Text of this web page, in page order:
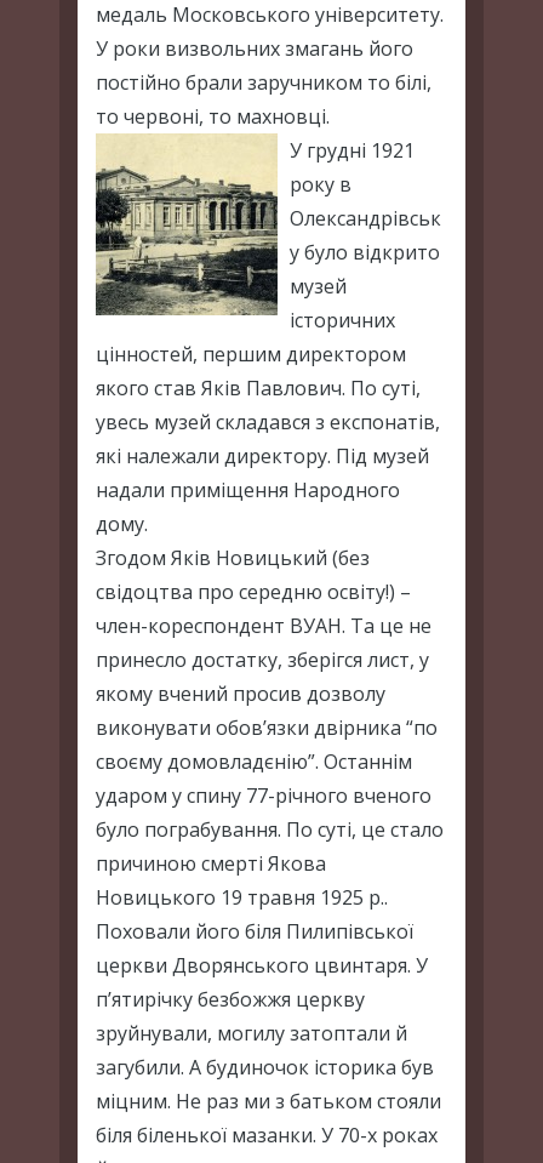
медаль Московського університету.
У роки визвольних змагань його
постійно брали заручником то білі,
то червоні, то махновці.
У грудні 1921
року в
Олександрівськ
у було відкрито
музей
історичних
цінностей, першим директором
якого став Яків Павлович. По суті,
увесь музей складався з експонатів,
які належали директору. Під музей
надали приміщення Народного
дому.
Згодом Яків Новицький (без
свідоцтва про середню освіту!) –
член-кореспондент ВУАН. Та це не
принесло достатку, зберігся лист, у
якому вчений просив дозволу
виконувати обов’язки двірника “по
своєму домовладєнію”. Останнім
ударом у спину 77-річного вченого
було пограбування. По суті, це стало
причиною смерті Якова
Новицького 19 травня 1925 р..
Поховали його біля Пилипівської
церкви Дворянського цвинтаря. У
п’ятирічку безбожжя церкву
зруйнували, могилу затоптали й
загубили. А будиночок історика був
міцним. Не раз ми з батьком стояли
біля біленької мазанки. У 70-х роках